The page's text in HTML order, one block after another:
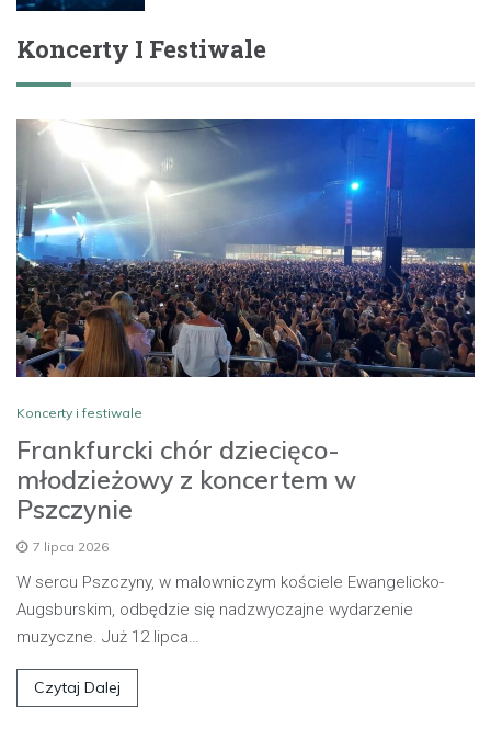
Koncerty I Festiwale
Koncerty i festiwale
Frankfurcki chór dziecięco-
młodzieżowy z koncertem w
Pszczynie
7 lipca 2026
W sercu Pszczyny, w malowniczym kościele Ewangelicko-
Augsburskim, odbędzie się nadzwyczajne wydarzenie
muzyczne. Już 12 lipca…
Czytaj Dalej